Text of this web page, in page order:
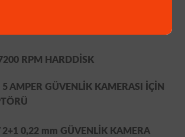
RPM HARDDİSK
5 AMPER GÜVENLİK KAMERASI İÇİN
2+1 0,22 mm GÜVENLİK KAMERA